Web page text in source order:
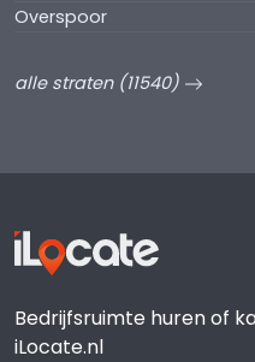
Overspoor
alle straten (11540)
Bedrijfsruimte huren of
iLocate.nl